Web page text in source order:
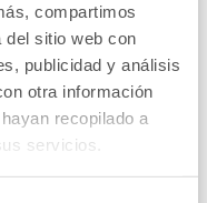
compartimos
del sitio web con
publicidad y análisis
otra información
recopilado a
servicios.